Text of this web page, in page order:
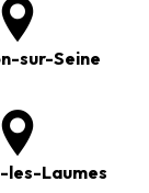
sur-Seine
les-Laumes